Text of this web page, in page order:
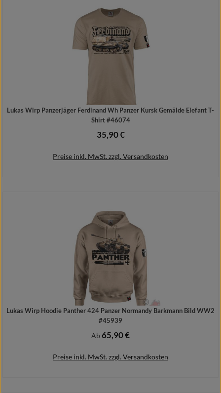
Details
Lukas Wirp Panzerjäger Ferdinand Wh Panzer Kursk Gemälde Elefant T-
Shirt #46074
Regulärer Preis:
35,90 €
Preise inkl. MwSt. zzgl. Versandkosten
Lukas Wirp Hoodie Panther 424 Panzer Normandy Barkmann Bild WW2
#45939
Regulärer Preis:
Ab65,90 €
Preise inkl. MwSt. zzgl. Versandkosten